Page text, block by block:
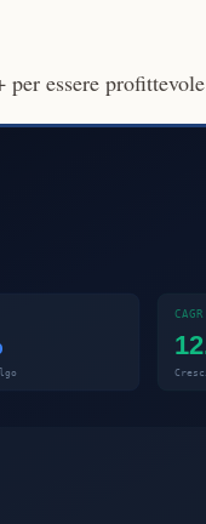
essere profittevole